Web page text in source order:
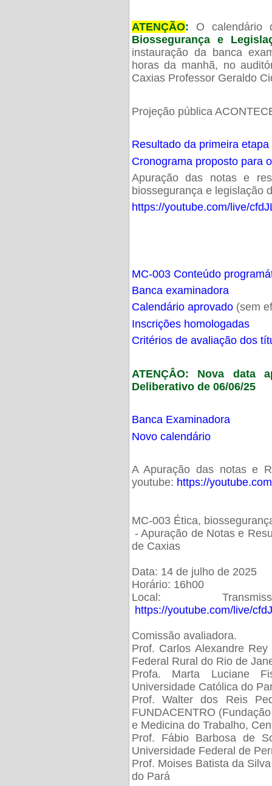
ATENÇÃO: O calendário
Biossegurança e
instauração da banca
horas da manhã, no
Caxias Professor Geraldo
Projeção pública
Resultado da primeira
Cronograma proposto para
Apuração das notas e
biossegurança e legislação
https://youtube.com/live/
MC-003 Conteúdo
Banca examinadora
Calendário aprovado(sem
Inscrições homologadas
Critérios de avaliação dos
ATENÇÂO: Nova data
Deliberativo de 06/06/25
Banca Examinadora
Novo calendário
A Apuração das notas e
youtube: https://
MC-003 Ética,
- Apuração de Notas e
de Caxias
Data: 14 de julho de 2025
Horário: 16h00
Local:
https://youtube.com/live/
Comissão avaliadora.
Prof. Carlos Alexandre
Federal Rural do Rio de
Profa. Marta Luciane
Universidade Católica do
Prof. Walter dos Reis
FUNDACENTRO
e Medicina do Trabalho,
Prof. Fábio Barbosa de
Universidade Federal de
Prof. Moises Batista da
do Pará